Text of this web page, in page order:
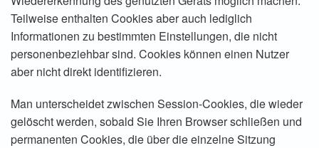
Teilweise enthalten Cookies aber auch lediglich
Informationen zu bestimmten Einstellungen, die nicht
personenbeziehbar sind. Cookies können einen Nutzer
aber nicht direkt identifizieren.
Man unterscheidet zwischen Session-Cookies, die wieder
gelöscht werden, sobald Sie Ihren Browser schließen und
permanenten Cookies, die über die einzelne Sitzung